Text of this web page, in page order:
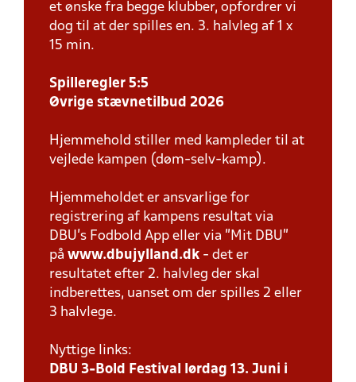
et ønske fra begge klubber, opfordrer vi
dog til at der spilles en. 3. halvleg af 1 x
15 min.
Spilleregler 5:5
Øvrige stævnetilbud 2026
Hjemmehold stiller med kampleder til at
vejlede kampen (døm-selv-kamp).
Hjemmeholdet er ansvarlige for
registrering af kampens resultat via
DBU’s Fodbold App eller via ”Mit DBU”
på www.dbujylland.dk - det er
resultatet efter 2. halvleg der skal
indberettes, uanset om der spilles 2 eller
3 halvlege.
Nyttige links:
DBU 3-Bold Festival lørdag 13. Juni i